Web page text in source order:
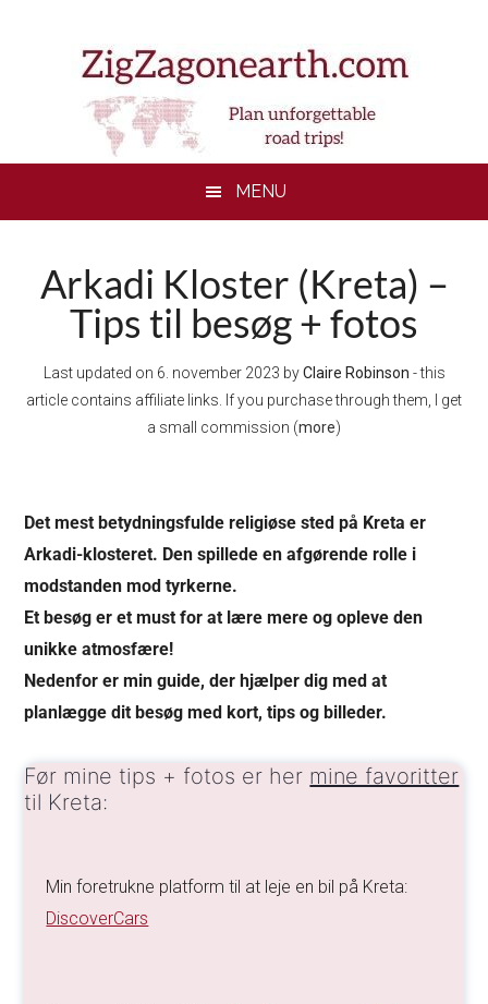
MENU
Arkadi Kloster (Kreta) –
Tips til besøg + fotos
Last updated on 6. november 2023 byClaire Robinson - this
article contains affiliate links. If you purchase through them, I get
a small commission (more)
Det mest betydningsfulde religiøse sted på Kreta er
Arkadi-klosteret. Den spillede en afgørende rolle i
modstanden mod tyrkerne.
Et besøg er et must for at lære mere og opleve den
unikke atmosfære!
Nedenfor er min guide, der hjælper dig med at
planlægge dit besøg med kort, tips og billeder.
Før mine tips + fotos er her mine favoritter
til Kreta:
Min foretrukne platform til at leje en bil på Kreta:
DiscoverCars